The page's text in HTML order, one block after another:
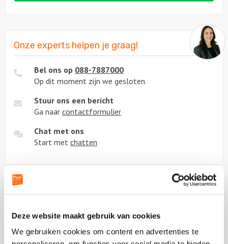
Deze website maakt gebruik van cookies
We gebruiken cookies om content en advertenties te
Onze experts helpen je graag!
Bel ons op 088-7887000
Op dit moment zijn we gesloten.
Stuur ons een bericht
Ga naar contactformulier
Chat met ons
Start met chatten
Beoordeling van onze klanten